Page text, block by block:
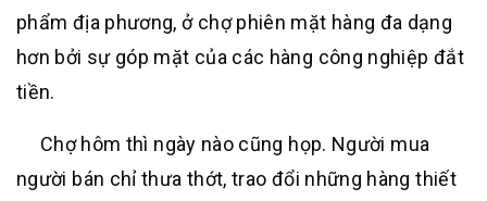
phẩm địa phương, ở chợ phiên mặt hàng đa dạng
hơn bởi sự góp mặt của các hàng công nghiệp đắt
tiền.
Chợ hôm thì ngày nào cũng họp. Người mua
người bán chỉ thưa thớt, trao đổi những hàng thiết